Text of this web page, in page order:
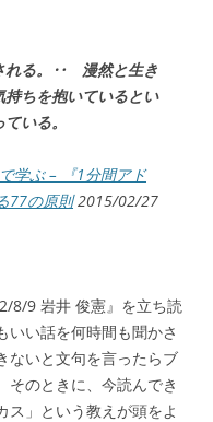
れる。‥ 漫然と生き
ちを抱いているとい
いる。
学ぶ – 『1分間アド
77の原則2015/02/27
8/9 岩井 俊憲』を立ち読
いい話を何時間も聞かさ
ないと文句を言ったらブ
そのときに、今読んでき
ス」という教えが頭をよ